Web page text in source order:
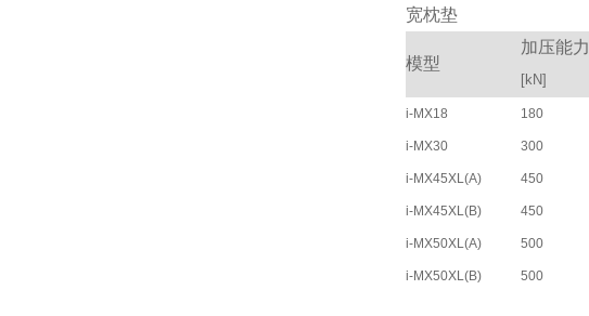
宽枕垫
模型
加压能力
[kN]
i-MX18 180
i-MX30 300
i-MX45XL(A) 450
i-MX45XL(B) 450
i-MX50XL(A) 500
i-MX50XL(B) 500